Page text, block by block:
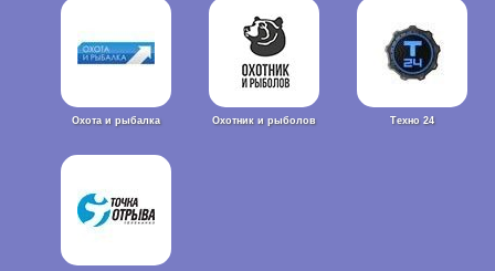
Охота и рыбалка Охотник и рыболов Техно 24